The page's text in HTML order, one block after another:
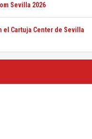
Sevilla 2026
el Cartuja Center de Sevilla